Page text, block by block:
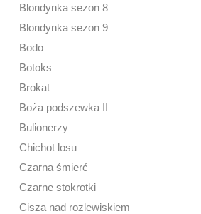
Blondynka sezon 8
Blondynka sezon 9
Bodo
Botoks
Brokat
Boża podszewka II
Bulionerzy
Chichot losu
Czarna śmierć
Czarne stokrotki
Cisza nad rozlewiskiem